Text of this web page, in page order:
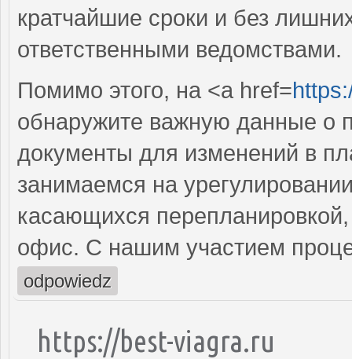
кратчайшие сроки и без
ответственными ведомствами.
Помимо этого, на <a href=
обнаружите важную данные о
документы для изменений в
занимаемся на
касающихся перепланировкой,
офис. С нашим участием
odpowiedz
https://best-viagra.ru